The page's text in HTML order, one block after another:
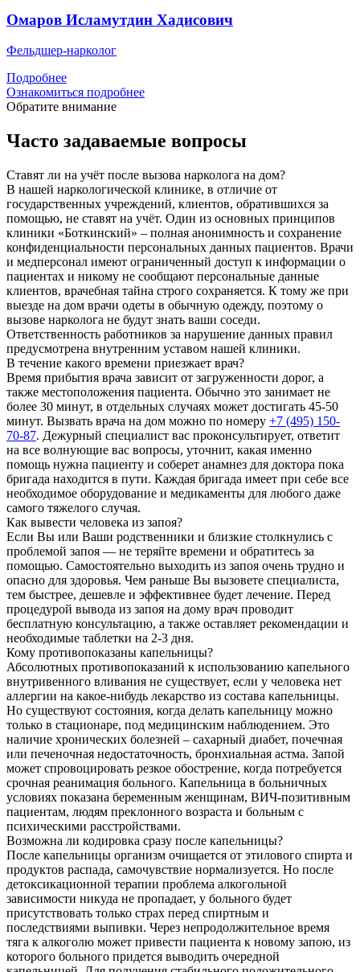
Омаров Исламутдин Хадисович
Фельдшер-нарколог
Подробнее
Ознакомиться подробнее
Обратите внимание
Часто задаваемые вопросы
Ставят ли на учёт после вызова нарколога на дом?
В нашей наркологической клинике, в отличие от
государственных учреждений, клиентов, обратившихся за
помощью, не ставят на учёт. Один из основных принципов
клиники «Боткинский» – полная анонимность и сохранение
конфиденциальности персональных данных пациентов. Врачи
и медперсонал имеют ограниченный доступ к информации о
пациентах и никому не сообщают персональные данные
клиентов, врачебная тайна строго сохраняется. К тому же при
выезде на дом врачи одеты в обычную одежду, поэтому о
вызове нарколога не будут знать ваши соседи.
Ответственность работников за нарушение данных правил
предусмотрена внутренним уставом нашей клиники.
В течение какого времени приезжает врач?
Время прибытия врача зависит от загруженности дорог, а
также местоположения пациента. Обычно это занимает не
более 30 минут, в отдельных случаях может достигать 45-50
минут. Вызвать врача на дом можно по номеру +7 (495) 150-
70-87. Дежурный специалист вас проконсультирует, ответит
на все волнующие вас вопросы, уточнит, какая именно
помощь нужна пациенту и соберет анамнез для доктора пока
бригада находится в пути. Каждая бригада имеет при себе все
необходимое оборудование и медикаменты для любого даже
самого тяжелого случая.
Как вывести человека из запоя?
Если Вы или Ваши родственники и близкие столкнулись с
проблемой запоя — не теряйте времени и обратитесь за
помощью. Самостоятельно выходить из запоя очень трудно и
опасно для здоровья. Чем раньше Вы вызовете специалиста,
тем быстрее, дешевле и эффективнее будет лечение. Перед
процедурой вывода из запоя на дому врач проводит
бесплатную консультацию, а также оставляет рекомендации и
необходимые таблетки на 2-3 дня.
Кому противопоказаны капельницы?
Абсолютных противопоказаний к использованию капельного
внутривенного вливания не существует, если у человека нет
аллергии на какое-нибудь лекарство из состава капельницы.
Но существуют состояния, когда делать капельницу можно
только в стационаре, под медицинским наблюдением. Это
наличие хронических болезней – сахарный диабет, почечная
или печеночная недостаточность, бронхиальная астма. Запой
может спровоцировать резкое обострение, когда потребуется
срочная реанимация больного. Капельница в больничных
условиях показана беременным женщинам, ВИЧ-позитивным
пациентам, людям преклонного возраста и больным с
психическими расстройствами.
Возможна ли кодировка сразу после капельницы?
После капельницы организм очищается от этилового спирта и
продуктов распада, самочувствие нормализуется. Но после
детоксикационной терапии проблема алкогольной
зависимости никуда не пропадает, у больного будет
присутствовать только страх перед спиртным и
последствиями выпивки. Через непродолжительное время
тяга к алкоголю может привести пациента к новому запою, из
которого больного придется выводить очередной